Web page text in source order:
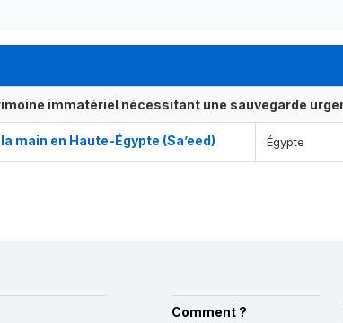
immatériel nécessitant une sauvegarde
main en Haute-Égypte (Sa’eed) Égypte
Comment ?